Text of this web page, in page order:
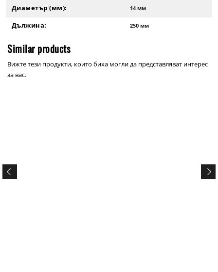
Диаметър (мм): 14 мм
Дължина: 250 мм
Similar products
Вижте тези продукти, които биха могли да представляват интерес
за вас.